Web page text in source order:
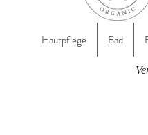
Hautpflege Bad